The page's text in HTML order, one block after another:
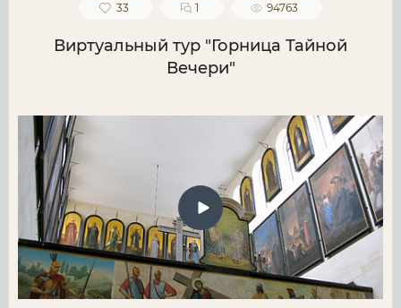
33 1 94763
Виртуальный тур "Горница Тайной
Вечери"